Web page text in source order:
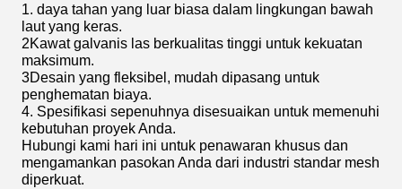
1. daya tahan yang luar biasa dalam lingkungan bawah
laut yang keras.
2Kawat galvanis las berkualitas tinggi untuk kekuatan
maksimum.
3Desain yang fleksibel, mudah dipasang untuk
penghematan biaya.
4. Spesifikasi sepenuhnya disesuaikan untuk memenuhi
kebutuhan proyek Anda.
Hubungi kami hari ini untuk penawaran khusus dan
mengamankan pasokan Anda dari industri standar mesh
diperkuat.